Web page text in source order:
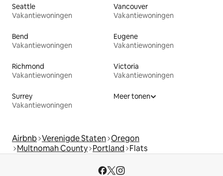
Seattle
Vakantiewoningen
Vancouver
Vakantiewoningen
Bend
Vakantiewoningen
Eugene
Vakantiewoningen
Richmond
Vakantiewoningen
Victoria
Vakantiewoningen
Surrey
Vakantiewoningen
Meer tonen
Airbnb Verenigde Staten Oregon
Multnomah County Portland Flats